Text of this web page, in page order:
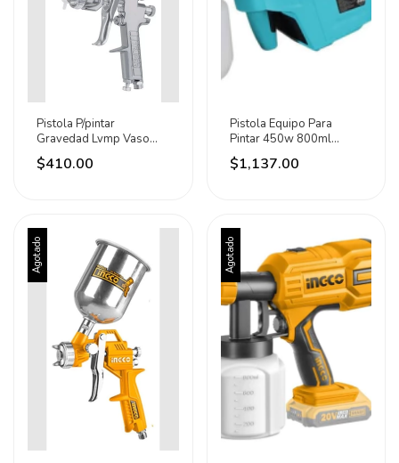
Pistola P/pintar
Gravedad Lvmp Vaso
Plástico Truper Cromado
$410.00
Pistola Equipo Para
Pintar 450w 800ml
Profesional Energy
Turqueza
$1,137.00
Agotado Agotado